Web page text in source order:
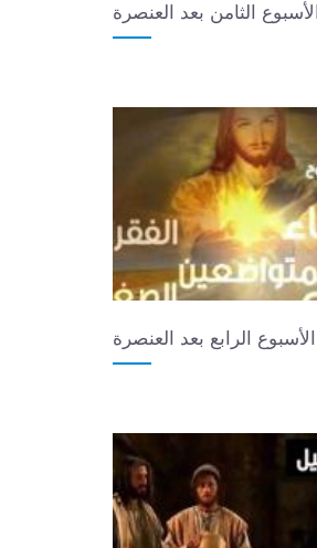
الأسبوع الثامن بعد العنصرة
الأسبوع الرابع بعد العنصرة